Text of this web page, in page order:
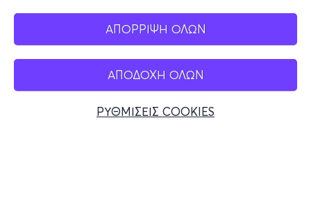
ΑΠΟΡΡΙΨΗ ΟΛΩΝ
ΑΠΟΔΟΧΗ ΟΛΩΝ
ΡΥΘΜΙΣΕΙΣ COOKIES
Mobile app